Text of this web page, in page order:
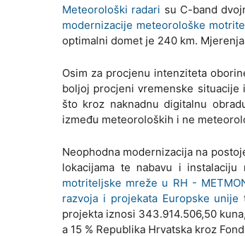
Meteorološki radari su C-band
modernizacije meteorološke
optimalni domet je 240 km.
Osim za procjenu intenziteta
boljoj procjeni vremenske situacije
što kroz naknadnu digitalnu
između meteoroloških i ne
Neophodna modernizacija na
lokacijama te nabavu i
motriteljske mreže u RH -
razvoja i projekata Europske unije
projekta iznosi 343.914.506,50
a 15 % Republika Hrvatska kroz